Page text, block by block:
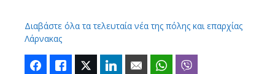
Διαβάστε όλα τα τελευταία νέα της πόλης και επαρχίας
Λάρνακας
FacebookLike Twitter LinkedIn Email WhatsApp